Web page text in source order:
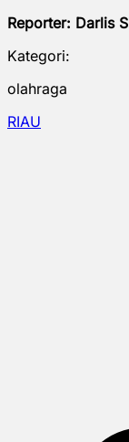
Reporter: Darlis
Kategori:
olahraga
RIAU